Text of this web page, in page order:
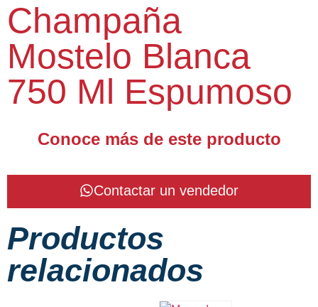
Champaña
Mostelo Blanca
750 Ml Espumoso
Conoce más de este producto
Contactar un vendedor
Productos
relacionados